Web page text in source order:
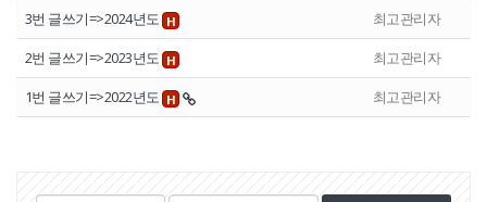
3번 글쓰기=>2024년도 H
최고관리자
2번 글쓰기=>2023년도 H
최고관리자
1번 글쓰기=>2022년도 H 최고관리자